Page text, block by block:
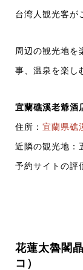
台湾人観光客が
周辺の観光地を
事、温泉を楽し
宜蘭礁溪老爺酒
住所： 宜蘭県礁
近隣の観光地：
予約サイトの
花蓮太魯閣
コ）